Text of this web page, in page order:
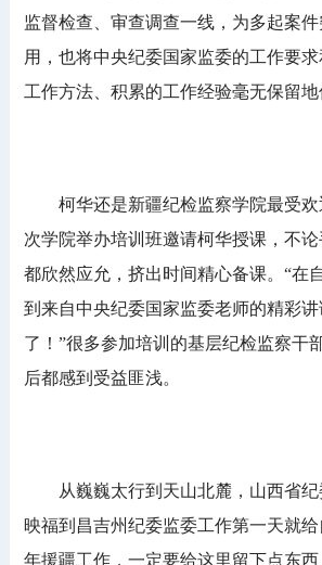
监督检查、审查调查一线，为多起案
用，也将中央纪委国家监委的工作要
工作方法、积累的工作经验毫无保留地
柯华还是新疆纪检监察学院最受欢
次学院举办培训班邀请柯华授课，不
都欣然应允，挤出时间精心备课。“在
到来自中央纪委国家监委老师的精彩
了！”很多参加培训的基层纪检监察干
后都感到受益匪浅。
从巍巍太行到天山北麓，山西省纪
映福到昌吉州纪委监委工作第一天就
年援疆工作，一定要给这里留下点东西